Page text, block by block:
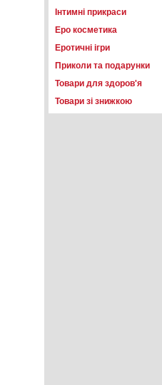
Інтимні прикраси
Еро косметика
Еротичні ігри
Приколи та подарунки
Товари для здоров'я
Товари зі знижкою